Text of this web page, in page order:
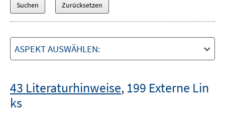
ASPEKT AUSWÄHLEN:
43 Literaturhinweise, 199 Externe Lin
ks